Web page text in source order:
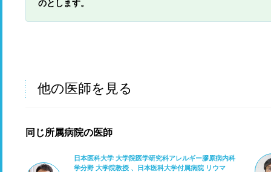
のとします。
他の医師を見る
同じ所属病院の医師
日本医科大学 大学院医学研究科アレルギー膠原病内科
学分野 大学院教授 、日本医科大学付属病院 リウマ